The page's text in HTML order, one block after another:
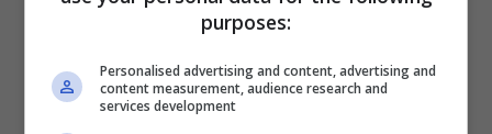
risultato è spettacolare. Si vede il sole
verso destra e poi di nuovo a sinistra,
verso nord e poi sud, quindi ancora nord.
purposes:
Personalised advertising and content, advertising and
content measurement, audience research and
services development